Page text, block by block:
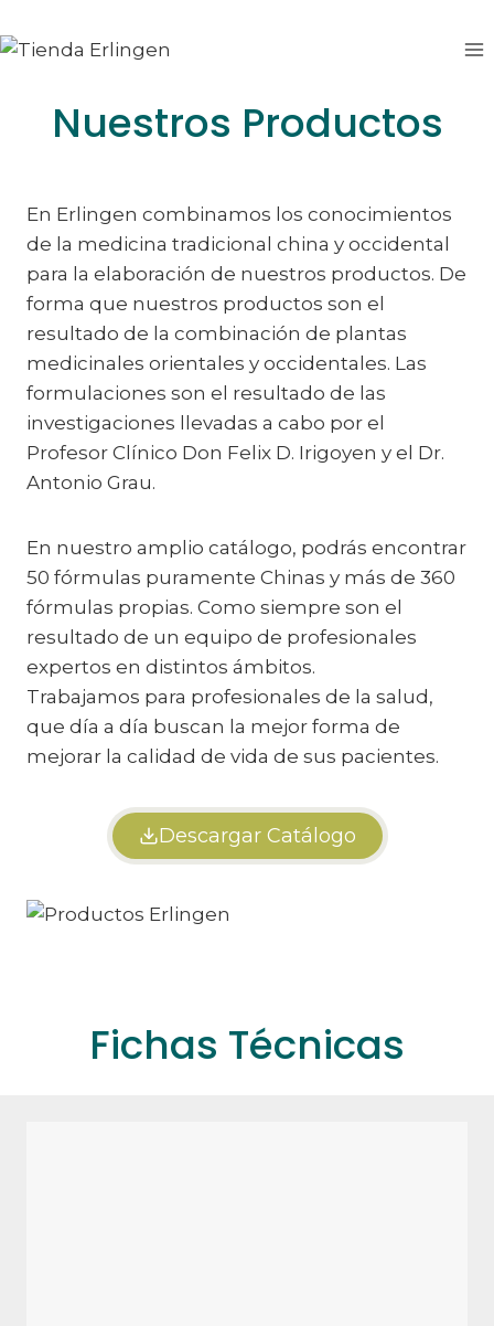
al
Nuestros Productos
En Erlingen combinamos los conocimientos
de la medicina tradicional china y occidental
para la elaboración de nuestros productos. De
forma que nuestros productos son el
resultado de la combinación de plantas
medicinales orientales y occidentales. Las
formulaciones son el resultado de las
investigaciones llevadas a cabo por el
Profesor Clínico Don Felix D. Irigoyen y el Dr.
Antonio Grau.
En nuestro amplio catálogo, podrás encontrar
50 fórmulas puramente Chinas y más de 360
fórmulas propias. Como siempre son el
resultado de un equipo de profesionales
expertos en distintos ámbitos.
Trabajamos para profesionales de la salud,
que día a día buscan la mejor forma de
mejorar la calidad de vida de sus pacientes.
Descargar Catálogo
Fichas Técnicas